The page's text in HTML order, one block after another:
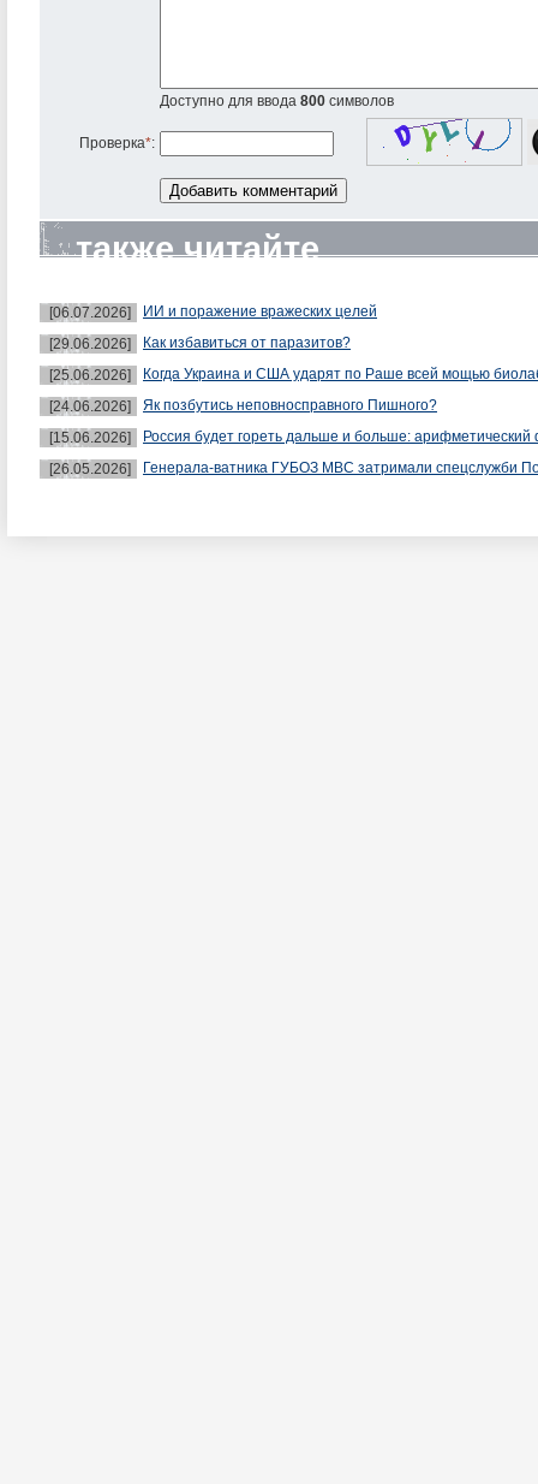
Доступно для ввода 800 символов
Проверка*:
также читайте
[06.07.2026]
ИИ и поражение вражеских целей
[29.06.2026]
Как избавиться от паразитов?
[25.06.2026]
Когда Украина и США ударят по Раше всей мощью
[24.06.2026]
Як позбутись неповносправного Пишного?
[15.06.2026]
Россия будет гореть дальше и больше: арифметический
[26.05.2026]
Генерала-ватника ГУБОЗ МВС затримали спецслужби